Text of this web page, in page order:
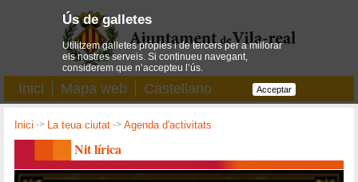
Inici Mapa web Castellano
Inici -> La teua ciutat ->Agenda d'activitats
Nit lírica
Ús de galletes
Utilitzem galletes pròpies i de tercers per a millorar
els nostres serveis. Si continueu navegant,
considerem que n’accepteu l’ús.
Acceptar